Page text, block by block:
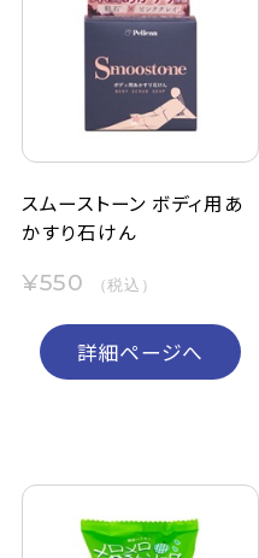
定期購入
ペリカン石鹸について
ご利用案内
よくあるご質問
NEWS一覧
利用規約
スムーストーン ボディ用あ
かすり石けん
¥550 （税込）
詳細ページへ